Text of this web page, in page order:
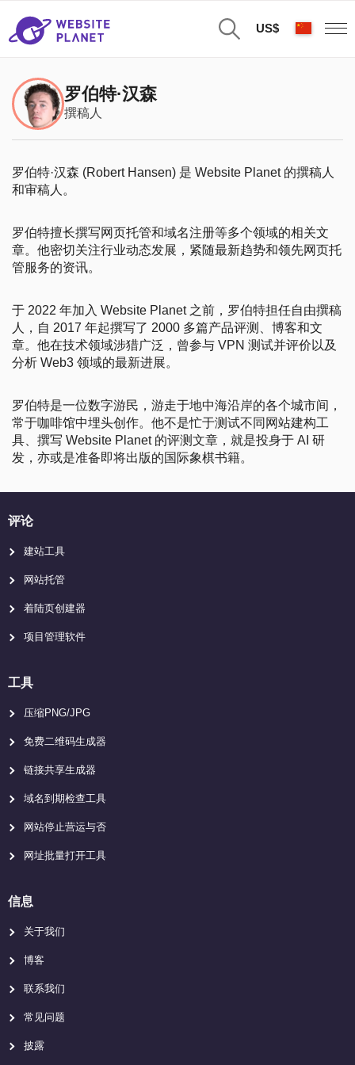
US$
罗伯特·汉森
撰稿人
罗伯特·汉森 (Robert Hansen) 是 Website Planet 的撰稿人
和审稿人。
罗伯特擅长撰写网页托管和域名注册等多个领域的相关文
章。他密切关注行业动态发展，紧随最新趋势和领先网页托
管服务的资讯。
于 2022 年加入 Website Planet 之前，罗伯特担任自由撰稿
人，自 2017 年起撰写了 2000 多篇产品评测、博客和文
章。他在技术领域涉猎广泛，曾参与 VPN 测试并评价以及
分析 Web3 领域的最新进展。
罗伯特是一位数字游民，游走于地中海沿岸的各个城市间，
常于咖啡馆中埋头创作。他不是忙于测试不同网站建构工
具、撰写 Website Planet 的评测文章，就是投身于 AI 研
发，亦或是准备即将出版的国际象棋书籍。
评论
建站工具
网站托管
着陆页创建器
项目管理软件
工具
压缩PNG/JPG
免费二维码生成器
链接共享生成器
域名到期检查工具
网站停止营运与否
网址批量打开工具
信息
关于我们
博客
联系我们
常见问题
披露